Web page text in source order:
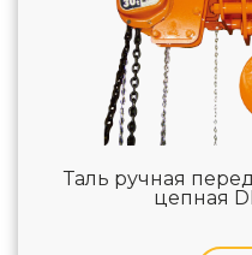
Таль ручная
цепная